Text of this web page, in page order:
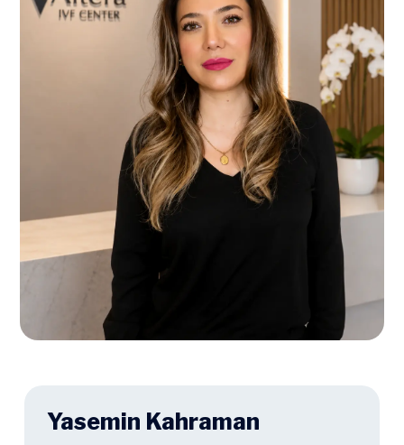
Yasemin Kahraman